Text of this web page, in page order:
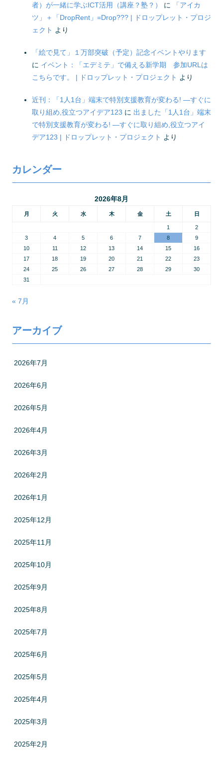
者）が一緒に学ぶICT活用（講座？塾？）
に
「アイカ
ツ」＋「DropRent」=Drop??? | ドロップレット・プロジ
ェクト より
「絵で見て」１万部突破（予定）記念イベントやります
に イベント：「エデミテ」で備える新学期 参加URLは
こちらです。 | ドロップレット・プロジェクト より
近刊：「1人1台」端末で特別支援教育が変わる! ―すぐに
取り組め,役立つアイデア123 に 出ました「1人1台」端末
で特別支援教育が変わる! ―すぐに取り組め,役立つアイ
デア123 | ドロップレット・プロジェクト より
カレンダー
2026年8月
月 火 水 木 金 土 日
1
2
3
4 5 6 7 8
9
10
11 12 13 14 15
16
17
18 19 20 21 22
23
24
25 26 27 28 29
30
31
« 7月
アーカイブ
2026年7月
2026年6月
2026年5月
2026年4月
2026年3月
2026年2月
2026年1月
2025年12月
2025年11月
2025年10月
2025年9月
2025年8月
2025年7月
2025年6月
2025年5月
2025年4月
2025年3月
2025年2月